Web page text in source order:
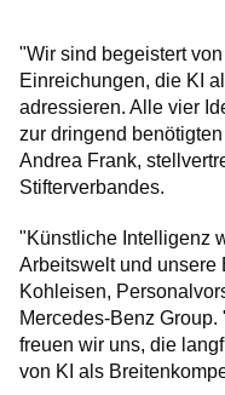
"Wir sind begeistert
Einreichungen, die KI
adressieren. Alle vier
zur dringend
Andrea Frank,
Stifterverbandes.
"Künstliche Intelligenz
Arbeitswelt und unsere
Kohleisen,
Mercedes-Benz
freuen wir uns, die
von KI als